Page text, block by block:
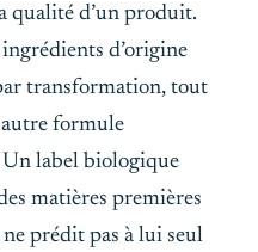
qualité d’un produit.
d’origine
transformation, tout
autre formule
Un label biologique
matières premières
prédit pas à lui seul